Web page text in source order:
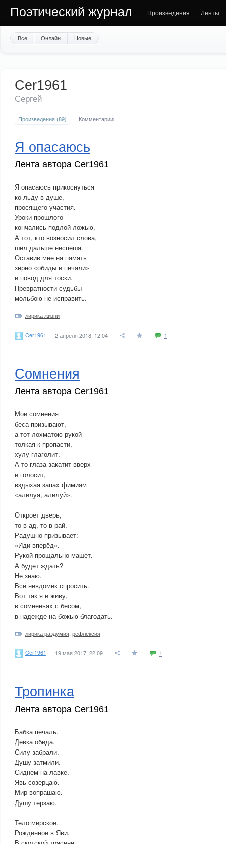
Поэтический журнал Произведения Ленты
Все Онлайн Новые
Cer1961
Сергей
Произведения (89) Комментарии
Я опасаюсь
Лента автора Cer1961
Я опасаюсь прикоснуться
ко льду в душе,
просящего участия.
Уроки прошлого
кончались подлой ложью.
А тот, кто возносил слова,
шёл дальше неспеша.
Оставив мне на память
зерно «обиды и печали»
и повод для тоски.
Превратности судьбы
мольбою не исправить.
лирика жизни
Cer1961 2 апреля 2018, 12:04 1
Сомнения
Лента автора Cer1961
Мои сомнения
беса призывают,
а тот лохматою рукой
толкая к пропасти,
хулу глаголит.
А то глаза закатит вверх
и голосит,
вздыхая запах фимиам
«алилуя, алилуй».
Откроет дверь,
то в ад, то в рай.
Радушно призывает:
«Иди вперёд».
Рукой прощально машет.
А будет ждать?
Не знаю.
Всё невдомёк спросить.
Вот так я и живу,
в сомненьях с бесом,
в надежде на божью благодать.
лирика раздумия рефлексия
Cer1961 19 мая 2017, 22:09 1
Тропинка
Лента автора Cer1961
Бабка печаль.
Девка обида.
Силу забрали.
Душу затмили.
Сиднем на лавке.
Явь созерцаю.
Мир вопрашаю.
Душу терзаю.
Тело мирское.
Рождённое в Яви.